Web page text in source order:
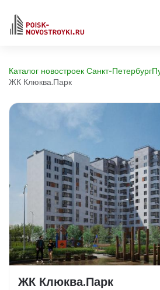
Каталог новостроек Санкт-Петербург
ЖК Клюква.Парк
ЖК Клюква.Парк